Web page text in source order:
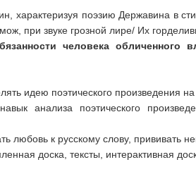
характеризуя поэзию Державина в
при звуке грозной лире/ Их
человека обличенного
идею поэтического произведения на
анализа поэтического
любовь к русскому слову, прививать
доска, тексты, интерактивная